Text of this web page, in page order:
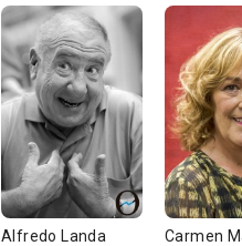
Alfredo Landa Carmen